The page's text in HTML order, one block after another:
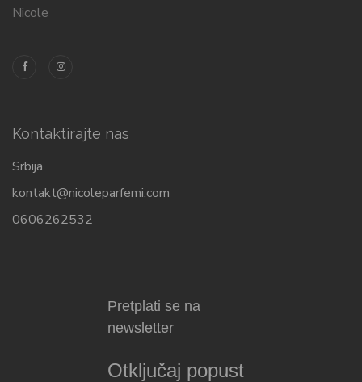
Nicole
Kontaktirajte nas
Srbija
kontakt@nicoleparfemi.com
0606262532
Pretplati se na
newsletter
Otključaj popust